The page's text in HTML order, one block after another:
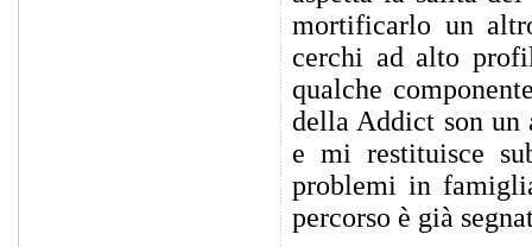
mortificarlo un
cerchi ad alto
qualche
della Addict son un
e mi restituisce
problemi in
percorso è già